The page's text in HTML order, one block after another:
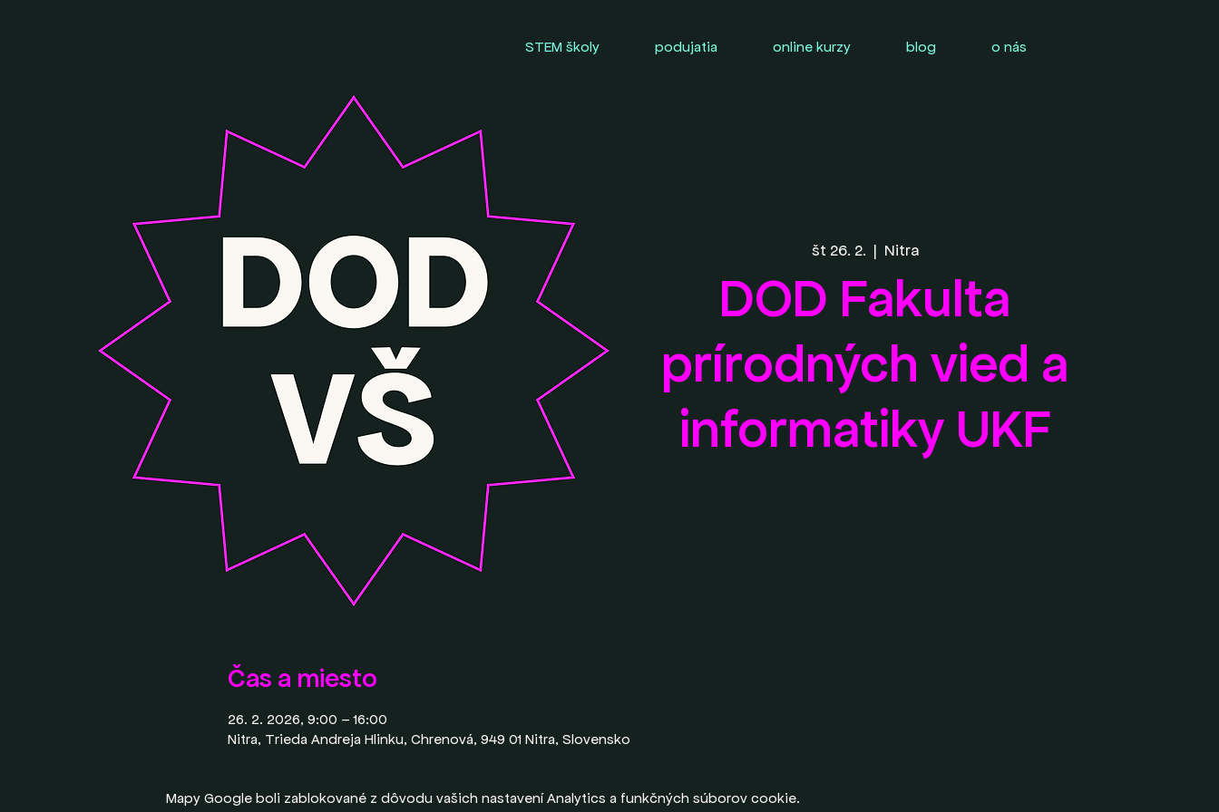
STEM školy podujatia online kurzy blog o nás
št 26. 2.
  |
Nitra
DOD Fakulta
prírodných vied a
informatiky UKF
Čas a miesto
26. 2. 2026, 9:00 – 16:00
Nitra, Trieda Andreja Hlinku, Chrenová, 949 01 Nitra, Slovensko
Mapy Google boli zablokované z dôvodu vašich nastavení Analytics a funkčných súborov cookie.